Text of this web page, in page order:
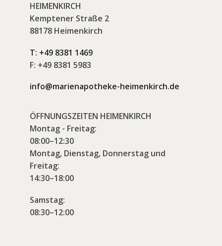
HEIMENKIRCH
Kemptener Straße 2
88178 Heimenkirch
T: +49 8381 1469
F: +49 8381 5983
info@marienapotheke-heimenkirch.de
ÖFFNUNGSZEITEN HEIMENKIRCH
Montag - Freitag:
08:00–12:30
Montag, Dienstag, Donnerstag und
Freitag:
14:30–18:00
Samstag:
08:30–12:00